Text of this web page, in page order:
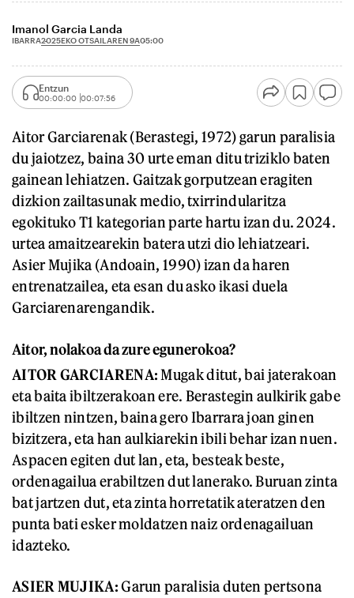
Imanol Garcia Landa
IBARRA2025EKO OTSAILAREN 9A05:00
Entzun
00:00:00 00:07:56
Aitor Garciarenak (Berastegi, 1972) garun paralisia
du jaiotzez, baina 30 urte eman ditu triziklo baten
gainean lehiatzen. Gaitzak gorputzean eragiten
dizkion zailtasunak medio, txirrindularitza
egokituko T1 kategorian parte hartu izan du. 2024.
urtea amaitzearekin batera utzi dio lehiatzeari.
Asier Mujika (Andoain, 1990) izan da haren
entrenatzailea, eta esan du asko ikasi duela
Garciarenarengandik.
Aitor, nolakoa da zure egunerokoa?
AITOR GARCIARENA:Mugak ditut, bai jaterakoan
eta baita ibiltzerakoan ere. Berastegin aulkirik gabe
ibiltzen nintzen, baina gero Ibarrara joan ginen
bizitzera, eta han aulkiarekin ibili behar izan nuen.
Aspacen egiten dut lan, eta, besteak beste,
ordenagailua erabiltzen dut lanerako. Buruan zinta
bat jartzen dut, eta zinta horretatik ateratzen den
punta bati esker moldatzen naiz ordenagailuan
idazteko.
ASIER MUJIKA:Garun paralisia duten pertsona